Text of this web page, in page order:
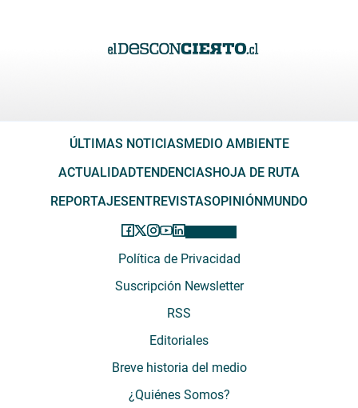
ÚLTIMAS NOTICIASMEDIO AMBIENTE
ACTUALIDADTENDENCIASHOJA DE RUTA
REPORTAJESENTREVISTASOPINIÓNMUNDO
Política de Privacidad
Suscripción Newsletter
RSS
Editoriales
Breve historia del medio
¿Quiénes Somos?